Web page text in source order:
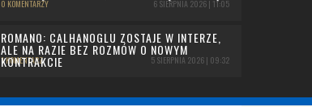
0 KOMENTARZY 6 SIERPNIA 2026 | 11:05
ROMANO: CALHANOGLU ZOSTAJE W INTERZE,
ALE NA RAZIE BEZ ROZMÓW O NOWYM
KONTRAKCIE
1 KOMENTARZ 5 SIERPNIA 2026 | 09:32